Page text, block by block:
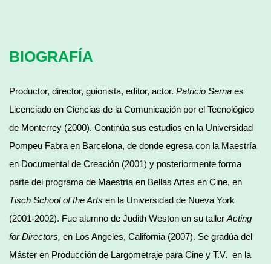
BIOGRAFÍA
Productor, director, guionista, editor, actor. Patricio Serna es
Licenciado en Ciencias de la Comunicación por el Tecnológico
de Monterrey (2000). Continúa sus estudios en la Universidad
Pompeu Fabra en Barcelona, de donde egresa con la Maestría
en Documental de Creación (2001) y posteriormente forma
parte del programa de Maestría en Bellas Artes en Cine, en
Tisch School of the Arts en la Universidad de Nueva York
(2001-2002). Fue alumno de Judith Weston en su taller Acting
for Directors, en Los Angeles, California (2007). Se gradúa del
Máster en Producción de Largometraje para Cine y T.V. en la